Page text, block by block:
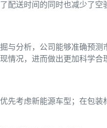
配送时间的同时也减少了空
与分析，公司能够准确预测
情况，进而做出更加科学合
先考虑新能源车型；在包装